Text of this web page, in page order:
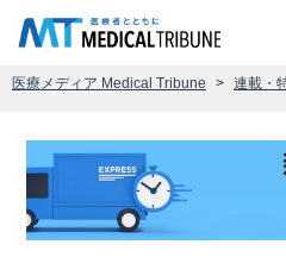
医療メディア Medical Tribune 連載・